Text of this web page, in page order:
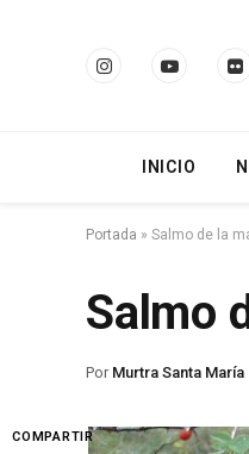
InstagramYouTube
INICIO
Portada » Salmo de la
Salmo
Por Murtra Santa
COMPARTIR